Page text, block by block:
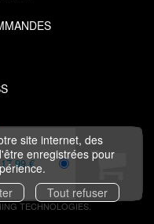
site internet, des
enregistrées pour
Tout refuser
17,99 €
ET NUXOS PUBLISHING
DES MARQUES DÉPOSÉES
TECHNOLOGIES.